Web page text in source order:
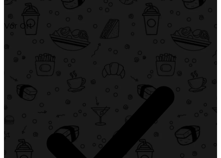
Vor Ort